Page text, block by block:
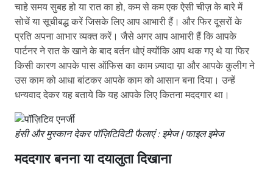
चाहे समय सुबह हो या रात का हो, कम से कम एक ऐसी चीज़ के बारे में
सोचें या सूचीबद्ध करें जिसके लिए आप आभारी हैं। और फिर दूसरों के
प्रति अपना आभार व्यक्त करें। जैसे अगर आप आभारी हैं कि आपके
पार्टनर ने रात के खाने के बाद बर्तन धोएं क्योंकि आप थक गए थे या फिर
किसी कारण आपके पास ऑफिस का काम ज़्यादा य़ा और आपके कुलीग ने
उस काम को आधा बांटकर आपके काम को आसान बना दिया। उन्हें
धन्यवाद देकर यह बताये कि यह आपके लिए कितना मददगार था।
हंसी और मुस्कान देकर पॉज़िटिविटी फैलाएं : इमेज | फाइल इमेज
मददगार बनना या दयालुता दिखाना